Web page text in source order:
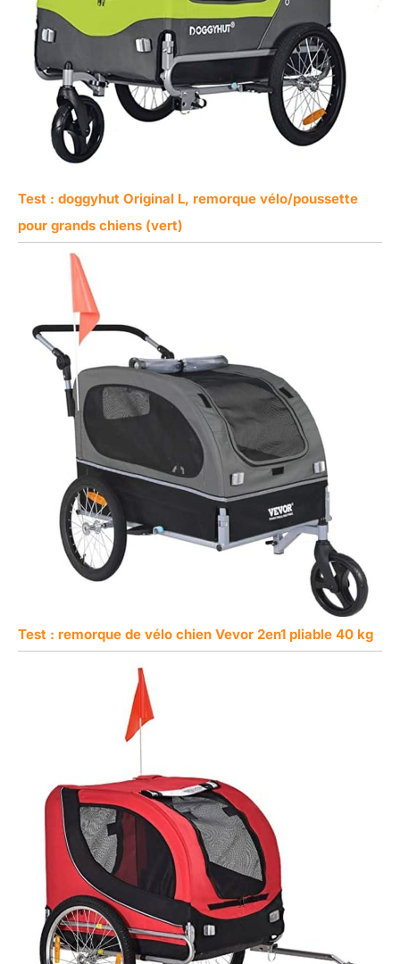
Test : doggyhut Original L, remorque vélo/poussette
pour grands chiens (vert)
Test : remorque de vélo chien Vevor 2en1 pliable 40 kg